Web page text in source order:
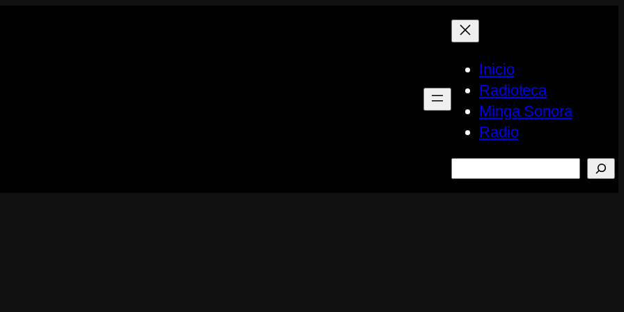
Inicio
Radioteca
Minga Sonora
Radio